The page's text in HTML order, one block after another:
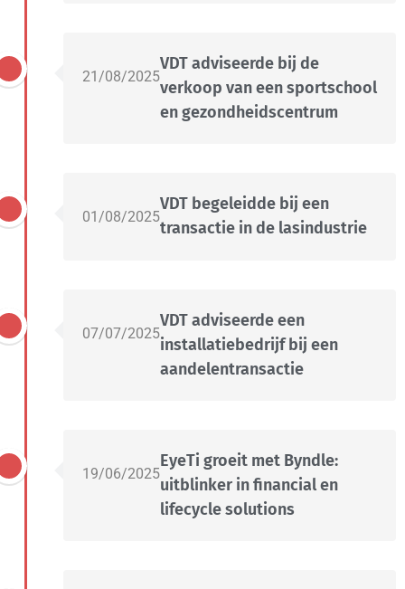
21/08/2025
VDT adviseerde bij de
verkoop van een sportschool
en gezondheidscentrum
01/08/2025
VDT begeleidde bij een
transactie in de lasindustrie
07/07/2025
VDT adviseerde een
installatiebedrijf bij een
aandelentransactie
19/06/2025
EyeTi groeit met Byndle:
uitblinker in financial en
lifecycle solutions